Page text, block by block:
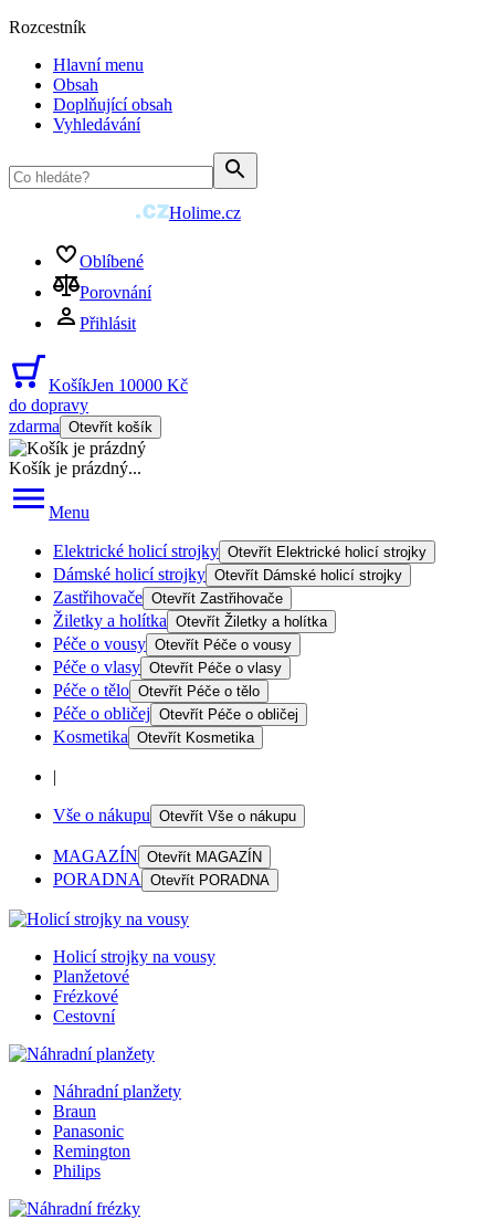
Rozcestník
Hlavní menu
Obsah
Doplňující obsah
Vyhledávání
Holime.cz
Oblíbené
Porovnání
Přihlásit
KošíkJen 10000 Kč
do dopravy
zdarma Otevřít košík
Košík je prázdný...
Menu
Elektrické holicí strojky Otevřít Elektrické holicí strojky
Dámské holicí strojky Otevřít Dámské holicí strojky
Zastřihovače Otevřít Zastřihovače
Žiletky a holítka Otevřít Žiletky a holítka
Péče o vousy Otevřít Péče o vousy
Péče o vlasy Otevřít Péče o vlasy
Péče o tělo Otevřít Péče o tělo
Péče o obličej Otevřít Péče o obličej
Kosmetika Otevřít Kosmetika
|
Vše o nákupu Otevřít Vše o nákupu
MAGAZÍN Otevřít MAGAZÍN
PORADNA Otevřít PORADNA
Holicí strojky na vousy
Planžetové
Frézkové
Cestovní
Náhradní planžety
Braun
Panasonic
Remington
Philips